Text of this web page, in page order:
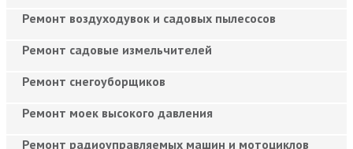
Ремонт воздуходувок и садовых пылесосов
Ремонт садовые измельчителей
Ремонт снегоуборщиков
Ремонт моек высокого давления
Ремонт радиоуправляемых машин и мотоциклов